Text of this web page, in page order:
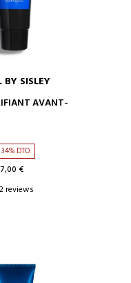
TO CART
BY SISLEY
AVANT-
34% DTO.
€
2 reviews